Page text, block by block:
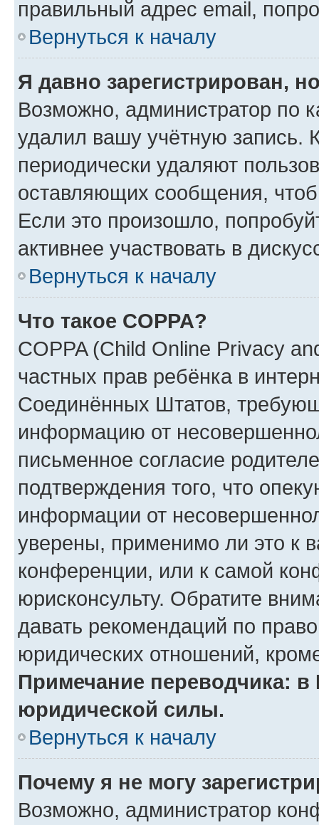
правильный адрес email,
Вернуться к началу
Я давно зарегистрирован,
Возможно, администратор по
удалил вашу учётную запись.
периодически удаляют
оставляющих сообщения,
Если это произошло,
активнее участвовать в
Вернуться к началу
Что такое COPPA?
COPPA (Child Online Privacy
частных прав ребёнка в
Соединённых Штатов,
информацию от
письменное согласие
подтверждения того, что
информации от
уверены, применимо ли это к
конференции, или к самой
юрисконсульту. Обратите
давать рекомендаций по
юридических отношений,
Примечание переводчика:
юридической силы.
Вернуться к началу
Почему я не могу
Возможно, администратор